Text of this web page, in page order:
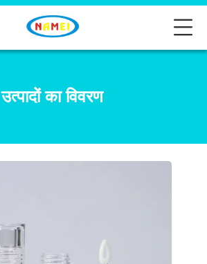
उत्पादों का विवरण